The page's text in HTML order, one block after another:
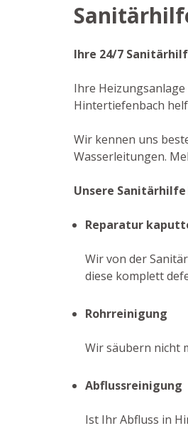
Ihre 24/7
Ihre
Hintertiefenbach
Wir kennen uns
Wasserleitungen.
Unsere
Reparatur
Wir von der
diese komplett
Rohrreinigung
Wir säubern nicht
Abflussreinigung
Ist Ihr Abfluss in